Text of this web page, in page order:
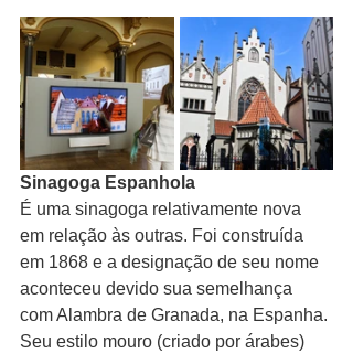
Sinagoga Espanhola
É uma sinagoga relativamente nova
em relação às outras. Foi construída
em 1868 e a designação de seu nome
aconteceu devido sua semelhança
com Alambra de Granada, na Espanha.
Seu estilo mouro (criado por árabes)